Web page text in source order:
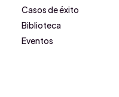
Casos de éxito
Biblioteca
Eventos